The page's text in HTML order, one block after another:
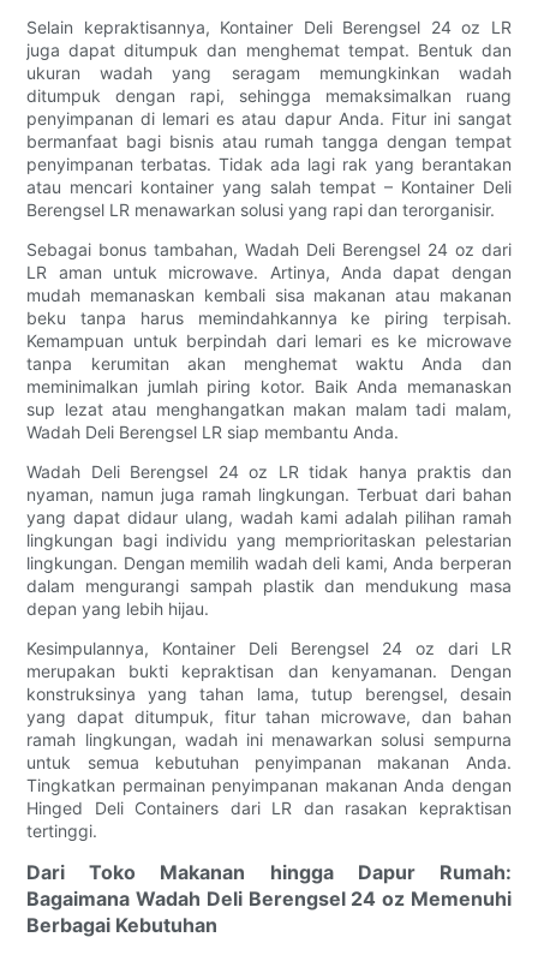
Selain kepraktisannya, Kontainer Deli Berengsel 24 oz LR
juga dapat ditumpuk dan menghemat tempat. Bentuk dan
ukuran wadah yang seragam memungkinkan wadah
ditumpuk dengan rapi, sehingga memaksimalkan ruang
penyimpanan di lemari es atau dapur Anda. Fitur ini sangat
bermanfaat bagi bisnis atau rumah tangga dengan tempat
penyimpanan terbatas. Tidak ada lagi rak yang berantakan
atau mencari kontainer yang salah tempat – Kontainer Deli
Berengsel LR menawarkan solusi yang rapi dan terorganisir.
Sebagai bonus tambahan, Wadah Deli Berengsel 24 oz dari
LR aman untuk microwave. Artinya, Anda dapat dengan
mudah memanaskan kembali sisa makanan atau makanan
beku tanpa harus memindahkannya ke piring terpisah.
Kemampuan untuk berpindah dari lemari es ke microwave
tanpa kerumitan akan menghemat waktu Anda dan
meminimalkan jumlah piring kotor. Baik Anda memanaskan
sup lezat atau menghangatkan makan malam tadi malam,
Wadah Deli Berengsel LR siap membantu Anda.
Wadah Deli Berengsel 24 oz LR tidak hanya praktis dan
nyaman, namun juga ramah lingkungan. Terbuat dari bahan
yang dapat didaur ulang, wadah kami adalah pilihan ramah
lingkungan bagi individu yang memprioritaskan pelestarian
lingkungan. Dengan memilih wadah deli kami, Anda berperan
dalam mengurangi sampah plastik dan mendukung masa
depan yang lebih hijau.
Kesimpulannya, Kontainer Deli Berengsel 24 oz dari LR
merupakan bukti kepraktisan dan kenyamanan. Dengan
konstruksinya yang tahan lama, tutup berengsel, desain
yang dapat ditumpuk, fitur tahan microwave, dan bahan
ramah lingkungan, wadah ini menawarkan solusi sempurna
untuk semua kebutuhan penyimpanan makanan Anda.
Tingkatkan permainan penyimpanan makanan Anda dengan
Hinged Deli Containers dari LR dan rasakan kepraktisan
tertinggi.
Dari Toko Makanan hingga Dapur Rumah:
Bagaimana Wadah Deli Berengsel 24 oz Memenuhi
Berbagai Kebutuhan